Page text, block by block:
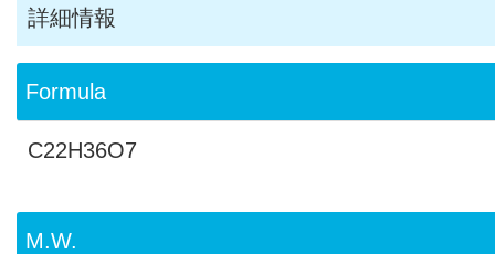
詳細情報
Formula
C22H36O7
M.W.